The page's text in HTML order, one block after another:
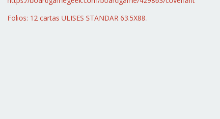
Folios: 12 cartas ULISES STANDAR 63.5X88.